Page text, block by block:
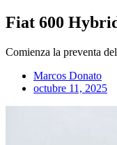
Fiat 600
Comienza la preventa
Marcos Donato
octubre 11, 2025